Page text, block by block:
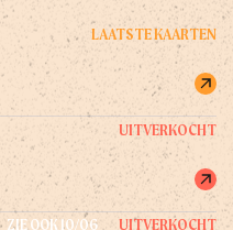
LAATSTE KAARTEN
UITVERKOCHT
UITVERKOCHT
ZIE OOK 10/06